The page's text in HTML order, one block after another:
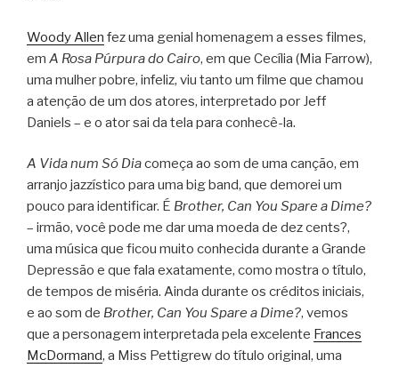
Woody Allen fez uma genial homenagem a esses filmes,
em A Rosa Púrpura do Cairo, em que Cecília (Mia Farrow),
uma mulher pobre, infeliz, viu tanto um filme que chamou
a atenção de um dos atores, interpretado por Jeff
Daniels – e o ator sai da tela para conhecê-la.
A Vida num Só Diacomeça ao som de uma canção, em
arranjo jazzístico para uma big band, que demorei um
pouco para identificar. É Brother, Can You Spare a Dime?
– irmão, você pode me dar uma moeda de dez cents?,
uma música que ficou muito conhecida durante a Grande
Depressão e que fala exatamente, como mostra o título,
de tempos de miséria. Ainda durante os créditos iniciais,
e ao som de Brother, Can You Spare a Dime?, vemos
que a personagem interpretada pela excelente Frances
McDormand, a Miss Pettigrew do título original, uma